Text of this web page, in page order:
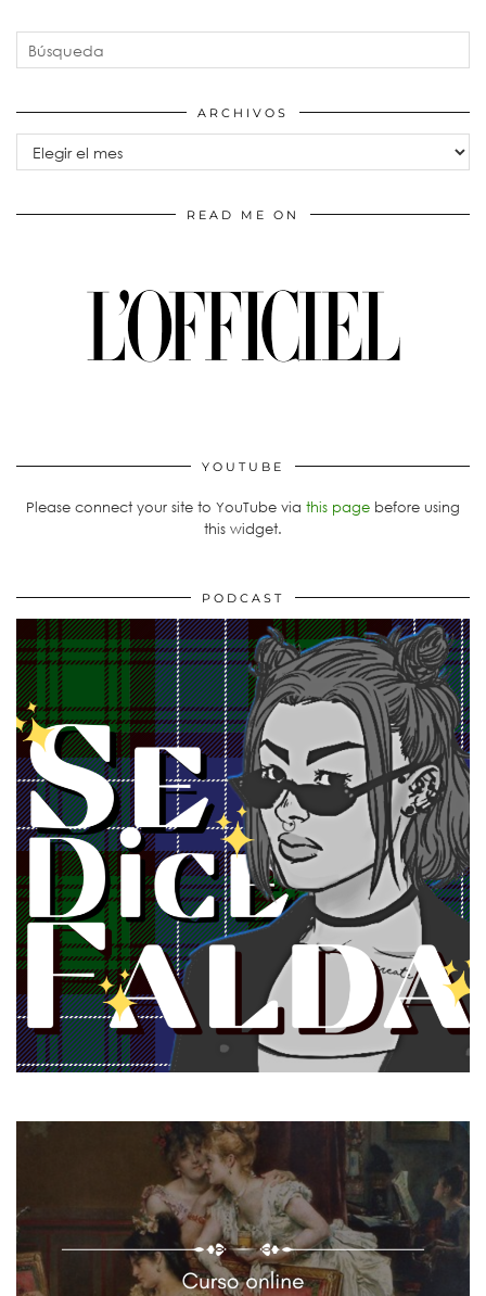
ARCHIVOS
Archivos
READ ME ON
YOUTUBE
Please connect your site to YouTube via this page before using
this widget.
PODCAST